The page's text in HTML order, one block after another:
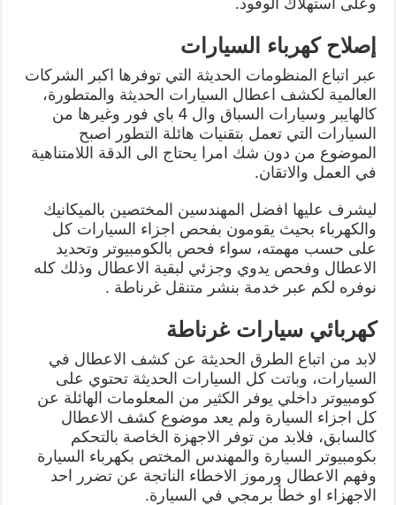
إصلاح كهرباء السيارات
عبر اتباع المنظومات الحديثة التي توفرها اكبر الشركات
العالمية لكشف اعطال السيارات الحديثة والمتطورة،
كالهايبر وسيارات السباق وال 4 باي فور وغيرها من
السيارات التي تعمل بتقنيات هائلة التطور اصبح
الموضوع من دون شك امرا يحتاج الى الدقة اللامتناهية
في العمل والاتقان.
ليشرف عليها افضل المهندسين المختصين بالميكانيك
والكهرباء بحيث يقومون بفحص اجزاء السيارات كل
على حسب مهمته، سواء فحص بالكومبيوتر وتحديد
الاعطال وفحص يدوي وجزئي لبقية الاعطال وذلك كله
نوفره لكم عبر خدمة بنشر متنقل غرناطة .
كهربائي سيارات غرناطة
لابد من اتباع الطرق الحديثة عن كشف الاعطال في
السيارات، وباتت كل السيارات الحديثة تحتوي على
كومبيوتر داخلي يوفر الكثير من المعلومات الهائلة عن
كل اجزاء السيارة ولم يعد موضوع كشف الاعطال
كالسابق، فلابد من توفر الاجهزة الخاصة بالتحكم
بكومبيوتر السيارة والمهندس المختص بكهرباء السيارة
وفهم الاعطال ورموز الاخطاء الناتجة عن تضرر احد
الاجهزاء او خطأ برمجي في السيارة.